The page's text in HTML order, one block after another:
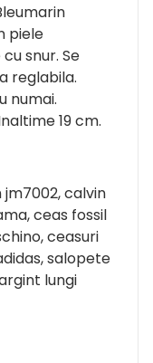
piele
snur. Se
reglabila.
numai.
19 cm.
calvin
ceas fossil
ceasuri
salopete
lungi